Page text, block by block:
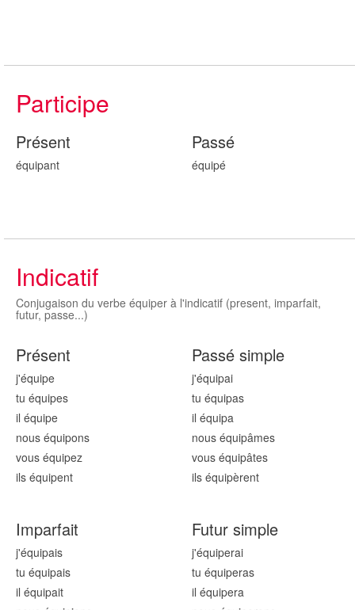
Participe
Présent
équipant
Passé
équipé
Indicatif
Conjugaison du verbe équiper à l'indicatif (present, imparfait,
futur, passe...)
Présent
j'équipe
tu équipes
il équipe
nous équipons
vous équipez
ils équipent
Passé simple
j'équipai
tu équipas
il équipa
nous équipâmes
vous équipâtes
ils équipèrent
Imparfait
j'équipais
tu équipais
il équipait
Futur simple
j'équiperai
tu équiperas
il équipera